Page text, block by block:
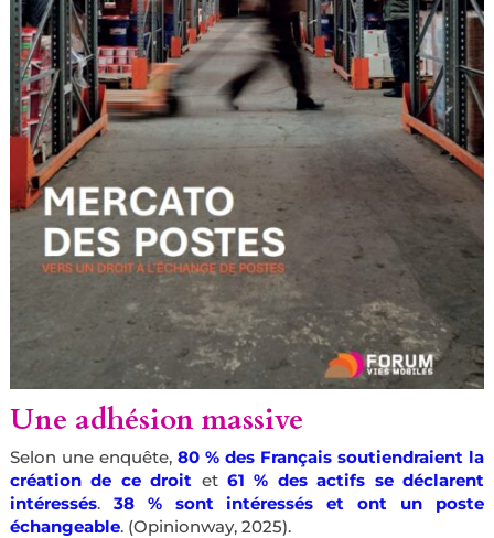
Une adhésion massive
Selon une enquête, 80 % des Français soutiendraient la
création de ce droit et61 % des actifs se déclarent
intéressés. 38 % sont intéressés et ont un poste
échangeable. (Opinionway, 2025).